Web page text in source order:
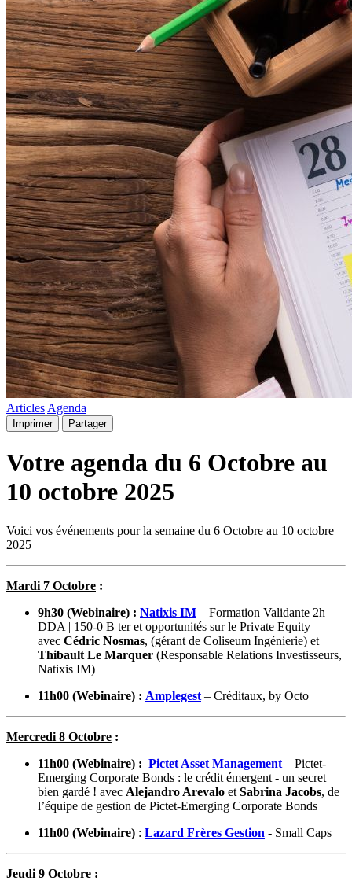
Articles Agenda
Imprimer Partager
Votre agenda du 6 Octobre au
10 octobre 2025
Voici vos événements pour la semaine du 6 Octobre au 10 octobre
2025
Mardi 7 Octobre :
9h30 (Webinaire) : Natixis IM – Formation Validante 2h
DDA | 150-0 B ter et opportunités sur le Private Equity
avec Cédric Nosmas, (gérant de Coliseum Ingénierie) et
Thibault Le Marquer (Responsable Relations Investisseurs,
Natixis IM)
11h00 (Webinaire) : Amplegest – Créditaux, by Octo
Mercredi 8 Octobre :
11h00 (Webinaire) : Pictet Asset Management – Pictet-
Emerging Corporate Bonds : le crédit émergent - un secret
bien gardé ! avec Alejandro Arevalo et Sabrina Jacobs, de
l’équipe de gestion de Pictet-Emerging Corporate Bonds
11h00 (Webinaire) : Lazard Frères Gestion - Small Caps
Jeudi 9 Octobre :